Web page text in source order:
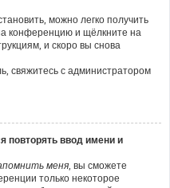
можно легко получить
конференцию и щёлкните на
и скоро вы снова
свяжитесь с администратором
повторять ввод имени и
меня, вы сможете
только некоторое